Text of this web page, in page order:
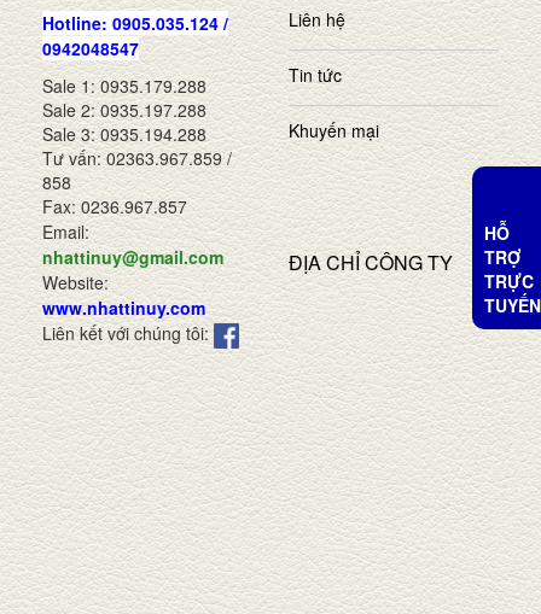
Hotline: 0905.035.124 /
0942048547
Sale 1: 0935.179.288
Sale 2: 0935.197.288
Sale 3: 0935.194.288
Tư vấn: 02363.967.859 /
858
Fax: 0236.967.857
Email:
nhattinuy@gmail.com
Website:
www.nhattinuy.com
Liên kết với chúng tôi:
Liên hệ
Tin tức
Khuyến mại
ĐỊA CHỈ CÔNG TY
HỖ
TRỢ
TRỰC
TUYẾN